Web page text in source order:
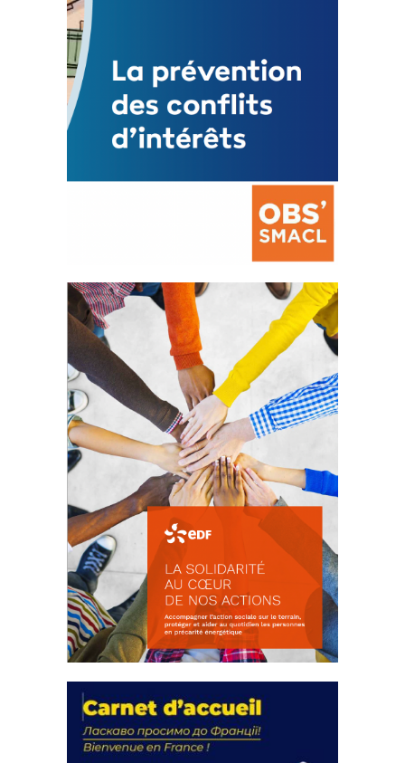
FEUILLETER
La prévention des conflits
d’intérêts
18 septembre 2023
FEUILLETER
actions
18 septembre 2023
FEUILLETER